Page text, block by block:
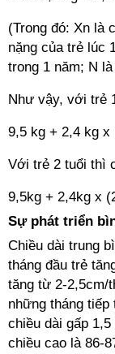
(Trong đó: Xn là
nặng của trẻ lúc
trong 1 năm; N
Như vậy, với trẻ
9,5 kg + 2,4 kg
Với trẻ 2 tuổi thì
9,5kg + 2,4kg x
Sự phát triển
Chiều dài trung
tháng đầu trẻ
tăng từ 2-2,5cm/
những tháng
chiều dài gấp
chiều cao là 86-